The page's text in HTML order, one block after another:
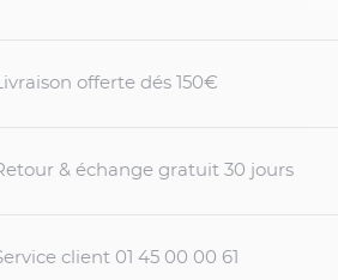
Livraison offerte dés 150€
Retour & échange gratuit 30 jours
Service client 01 45 00 00 61